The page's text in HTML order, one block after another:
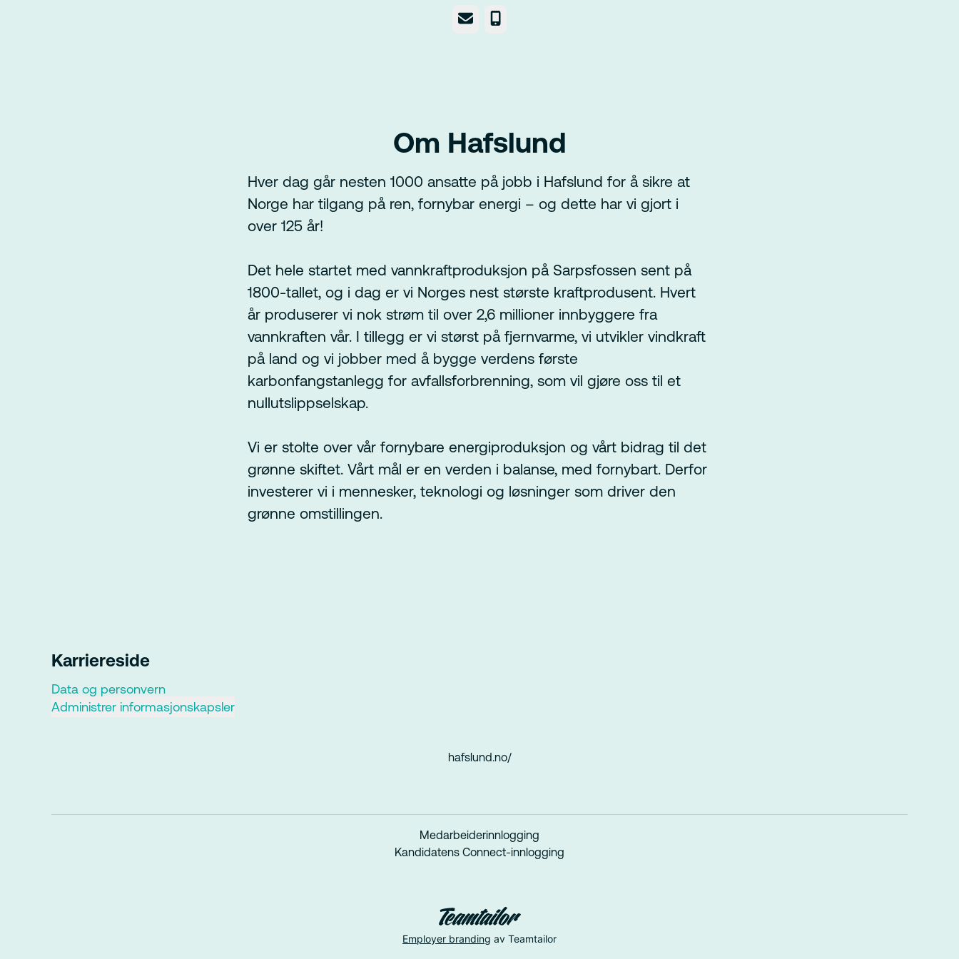
E-post Telefonnummer
Om Hafslund
Hver dag går nesten 1000 ansatte på jobb i Hafslund for å sikre at
Norge har tilgang på ren, fornybar energi – og dette har vi gjort i
over 125 år!
Det hele startet med vannkraftproduksjon på Sarpsfossen sent på
1800-tallet, og i dag er vi Norges nest største kraftprodusent. Hvert
år produserer vi nok strøm til over 2,6 millioner innbyggere fra
vannkraften vår. I tillegg er vi størst på fjernvarme, vi utvikler vindkraft
på land og vi jobber med å bygge verdens første
karbonfangstanlegg for avfallsforbrenning, som vil gjøre oss til et
nullutslippselskap.
Vi er stolte over vår fornybare energiproduksjon og vårt bidrag til det
grønne skiftet. Vårt mål er en verden i balanse, med fornybart. Derfor
investerer vi i mennesker, teknologi og løsninger som driver den
grønne omstillingen.
Karriereside
Data og personvern
Administrer informasjonskapsler
hafslund.no/
Medarbeiderinnlogging
Kandidatens Connect-innlogging
Employer branding av Teamtailor